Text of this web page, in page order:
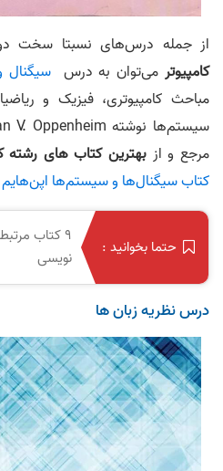
از جمله درس‌های نسبتا سخت
کامپیوترمی‌توان به درس
مباحث کامپیوتری، فیزیک و
مرجع و از بهترین‌ کتاب های رشته
کتاب سیگنال‌ها و سیستم‌ها اپن‌هایم
حتما بخوانید :
۹ کتاب
نویسی
درس نظریه زبان ها